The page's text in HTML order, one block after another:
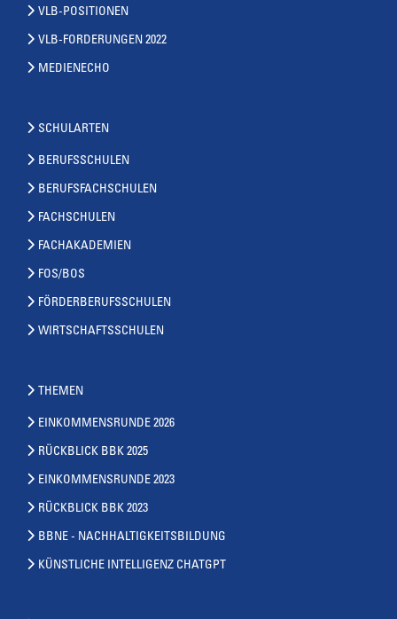
VLB-POSITIONEN
VLB-FORDERUNGEN 2022
MEDIENECHO
SCHULARTEN
BERUFSSCHULEN
BERUFSFACHSCHULEN
FACHSCHULEN
FACHAKADEMIEN
FOS/BOS
FÖRDERBERUFSSCHULEN
WIRTSCHAFTSSCHULEN
THEMEN
EINKOMMENSRUNDE 2026
RÜCKBLICK BBK 2025
EINKOMMENSRUNDE 2023
RÜCKBLICK BBK 2023
BBNE - NACHHALTIGKEITSBILDUNG
KÜNSTLICHE INTELLIGENZ CHATGPT